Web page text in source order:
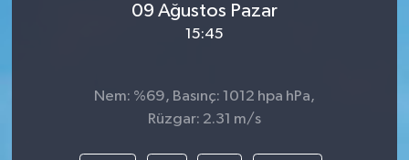
09 Ağustos Pazar
15:45
Nem: %69, Basınç: 1012 hpa hPa,
Rüzgar: 2.31 m/s